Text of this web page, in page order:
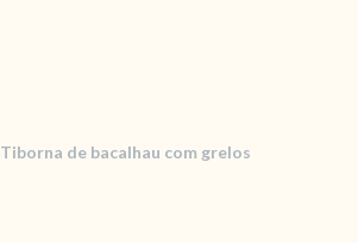
RECEITAS
Tiborna de bacalhau com grelos